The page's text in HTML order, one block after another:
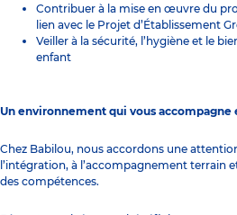
Contribuer à la mise en œuvre du
lien avec le Projet d’Établissement
Veiller à la sécurité, l’hygiène et le
enfant
Un environnement qui vous accompagne
Chez Babilou, nous accordons une
l’intégration, à l’accompagnement terrain
des compétences.